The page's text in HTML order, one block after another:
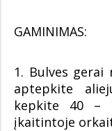
GAMINIMAS:
1. Bulves
aptepkite
kepkite 40 –
įkaitintoje